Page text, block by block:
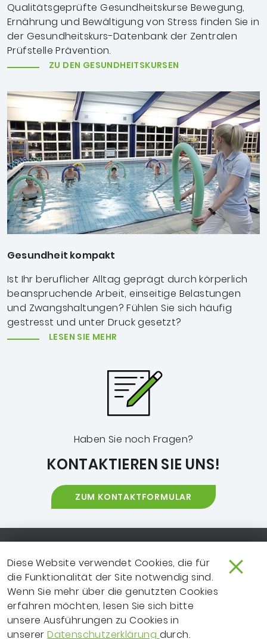
Diese Website verwendet Cookies, die für
die Funktionalität der Site notwendig sind.
Wenn Sie mehr über die genutzten Cookies
erfahren möchten, lesen Sie sich bitte
unsere Ausführungen zu Cookies in
unsererDatenschutzerklärung durch.
Qualitätsgeprüfte Gesundheitskurse Bewegung,
Ernährung und Bewältigung von Stress finden Sie in
der Gesundheitskurs-Datenbank der Zentralen
Prüfstelle Prävention.
ZU DEN GESUNDHEITSKURSEN
Gesundheit kompakt
Ist Ihr beruflicher Alltag geprägt durch körperlich
beanspruchende Arbeit, einseitige Belastungen
und Zwangshaltungen? Fühlen Sie sich häufig
gestresst und unter Druck gesetzt?
LESEN SIE MEHR
Haben Sie noch Fragen?
KONTAKTIEREN SIE UNS!
ZUM KONTAKTFORMULAR
SO ERREICHEN SIE UNS
EXTRANET
IMPRESSUM
NEWSLETTER
LEICHTE SPRACHE
DATENSCHUTZ
FRAGEN ZUR WEBSITE?
VERTRAGSPARTNER